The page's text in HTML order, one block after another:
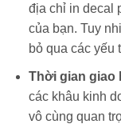
địa chỉ in decal
của bạn. Tuy
bỏ qua các yếu
Thời gian giao
các khâu kinh
vô cùng quan